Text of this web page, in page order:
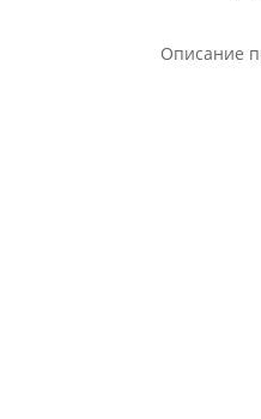
Описание